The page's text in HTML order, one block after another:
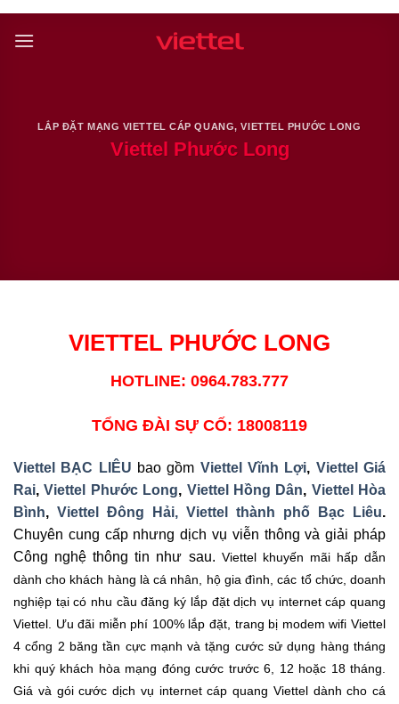
Skip
LẮP ĐẶT MẠNG VIETTEL CÁP QUANG,VIETTEL PHƯỚC LONG
Viettel Phước Long
VIETTEL PHƯỚC LONG
HOTLINE: 0964.783.777
TỔNG ĐÀI SỰ CỐ: 18008119
Viettel BẠC LIÊU bao gồm Viettel Vĩnh Lợi, Viettel Giá
Rai,Viettel Phước Long, Viettel Hồng Dân, Viettel Hòa
Bình, Viettel Đông Hải, Viettel thành phố Bạc Liêu.
Chuyên cung cấp nhưng dịch vụ viễn thông và giải pháp
Công nghệ thông tin như sau. Viettel khuyến mãi hấp dẫn
dành cho khách hàng là cá nhân, hộ gia đình, các tổ chức, doanh
nghiệp tại có nhu cầu đăng ký lắp đặt dịch vụ internet cáp quang
Viettel. Ưu đãi miễn phí 100% lắp đặt, trang bị modem wifi Viettel
4 cổng 2 băng tần cực mạnh và tặng cước sử dụng hàng tháng
khi quý khách hòa mạng đóng cước trước 6, 12 hoặc 18 tháng.
Giá và gói cước dịch vụ internet cáp quang Viettel dành cho cá